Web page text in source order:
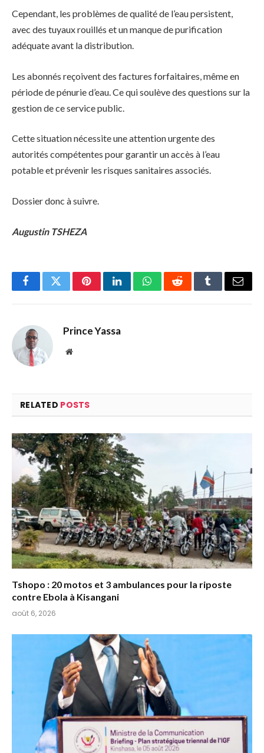
Cependant, les problèmes de qualité de l’eau persistent,
avec des tuyaux rouillés et un manque de purification
adéquate avant la distribution.
Les abonnés reçoivent des factures forfaitaires, même en
période de pénurie d’eau. Ce qui soulève des questions sur la
gestion de ce service public.
Cette situation nécessite une attention urgente des
autorités compétentes pour garantir un accès à l’eau
potable et prévenir les risques sanitaires associés.
Dossier donc à suivre.
Augustin TSHEZA
FacebookTwitterPinterestLinkedInWhatsAppRedditTumblrEmail
Prince Yassa
Website
RELATED POSTS
Tshopo : 20 motos et 3 ambulances pour la riposte
contre Ebola à Kisangani
août 6, 2026